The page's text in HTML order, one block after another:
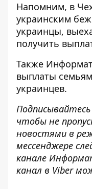
Напомним, в
украинским
украинцы,
получить
Также И
выплаты
украинцев.
чтобы не
новостями в
мессенджере
канале
канал в Viber